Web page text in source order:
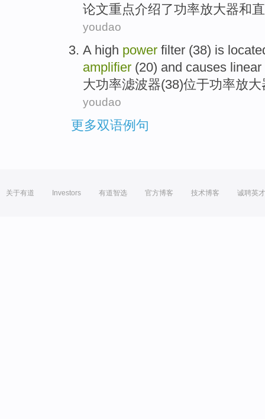
论文重点介绍了功率放大器和
youdao
A high power filter (38) is
amplifier (20) and causes linear
大功率滤波器(38)位于功率放大
youdao
更多双语例句
关于有道 Investors 有道智选 官方博客 技术博客 诚聘英才